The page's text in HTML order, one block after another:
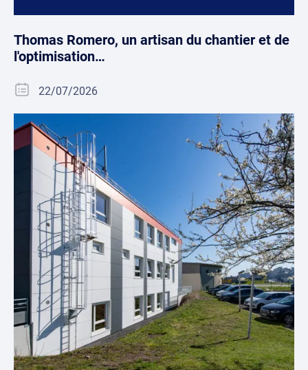
Thomas Romero, un artisan du chantier et de
l'optimisation…
22/07/2026